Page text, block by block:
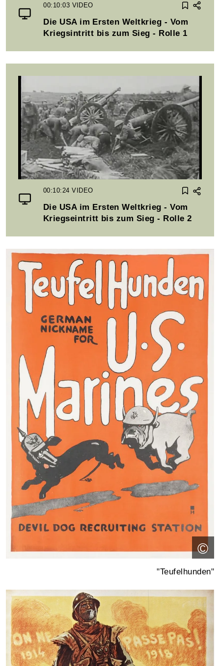
00:10:03 VIDEO
Die USA im Ersten Weltkrieg - Vom
Kriegsintritt bis zum Sieg - Rolle 1
00:10:24VIDEO
Die USA im Ersten Weltkrieg - Vom
Kriegseintritt bis zum Sieg - Rolle 2
©
"Teufelhunden"